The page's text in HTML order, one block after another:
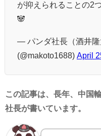
が抑えられることの2
🐼
— パンダ社長（酒井
(@makoto1688) April
この記事は、長年、中国
社長が書いています。